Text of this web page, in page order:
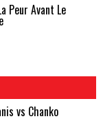
Peur Avant Le
vs Chanko